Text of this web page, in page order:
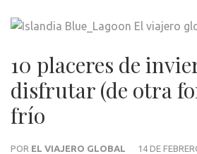
10 placeres de
disfrutar (de otra
frío
POR EL VIAJERO GLOBAL
14 DE